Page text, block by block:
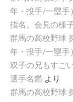
年・投手/一塁手）
指名。会見の様
群馬の高校野球
年・投手/一塁手）
双子の兄もすご
選手名鑑 より
群馬の高校野球